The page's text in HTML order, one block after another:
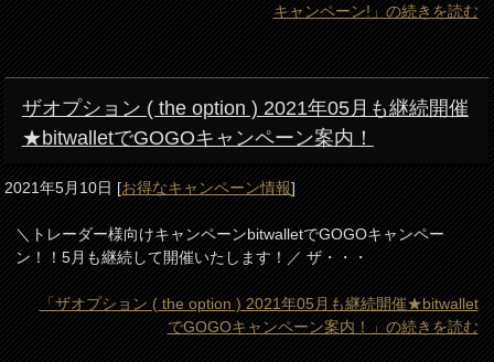
キャンペーン!」の続きを読む
ザオプション ( the option ) 2021年05月も継続開催
★bitwalletでGOGOキャンペーン案内！
2021年5月10日[お得なキャンペーン情報]
＼トレーダー様向けキャンペーンbitwalletでGOGOキャンペー
ン！！5月も継続して開催いたします！／ ザ・・・
「ザオプション ( the option ) 2021年05月も継続開催★bitwallet
でGOGOキャンペーン案内！」の続きを読む